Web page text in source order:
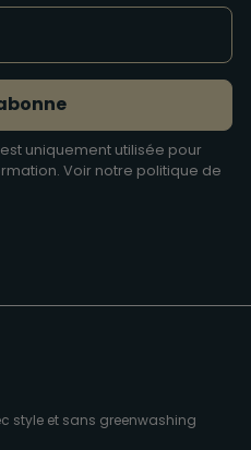
uniquement utilisée pour
Voir notre politique de
style et sans greenwashing